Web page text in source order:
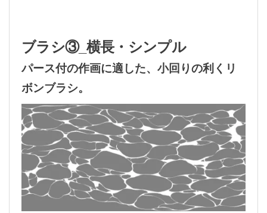
ブラシ③_横長・シンプル
パース付の作画に適した、小回りの利くリ
ボンブラシ。